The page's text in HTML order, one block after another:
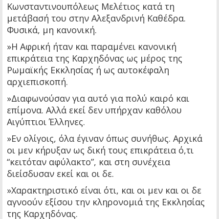
Κωνσταντινουπόλεως Μελέτιος κατά τη
μετάβασή του στην Αλεξανδρινή Καθέδρα.
Φυσικά, μη κανονική.
»Η Αφρική ήταν και παραμένει κανονική
επικράτεια της Καρχηδόνας ως μέρος της
Ρωμαϊκής Εκκλησίας ή ως αυτοκέφαλη
αρχιεπισκοπή.
»Διαφωνούσαν για αυτό για πολύ καιρό και
επίμονα. Αλλά εκεί δεν υπήρχαν καθόλου
Αιγύπτιοι Έλληνες.
»Εν ολίγοις, όλα έγιναν όπως συνήθως. Αρχικά
οι μεν κήρυξαν ως δική τους επικράτεια ό,τι
“κειτόταν αφύλακτο”, και στη συνέχεια
διείσδυσαν εκεί και οι δε.
»Χαρακτηριστικό είναι ότι, και οι μεν και οι δε
αγνοούν εξίσου την κληρονομιά της Εκκλησίας
της Καρχηδόνας.